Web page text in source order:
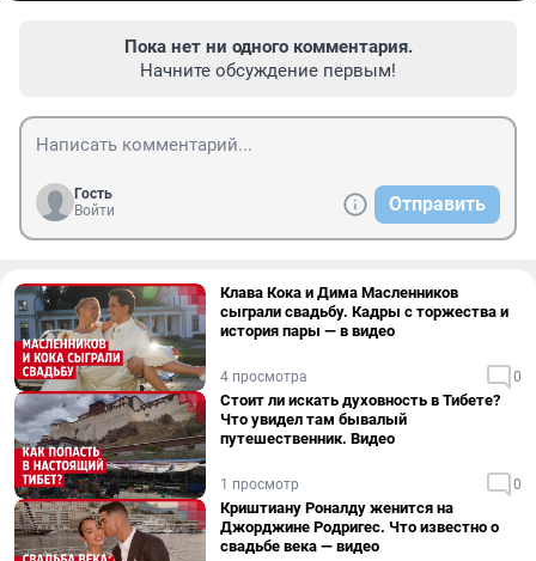
Пока нет ни одного комментария.
Начните обсуждение первым!
Гость
Войти
Отправить
Клава Кока и Дима Масленников
сыграли свадьбу. Кадры с торжества и
история пары — в видео
4 просмотра 0
Стоит ли искать духовность в Тибете?
Что увидел там бывалый
путешественник. Видео
1 просмотр 0
Криштиану Роналду женится на
Джорджине Родригес. Что известно о
свадьбе века — видео